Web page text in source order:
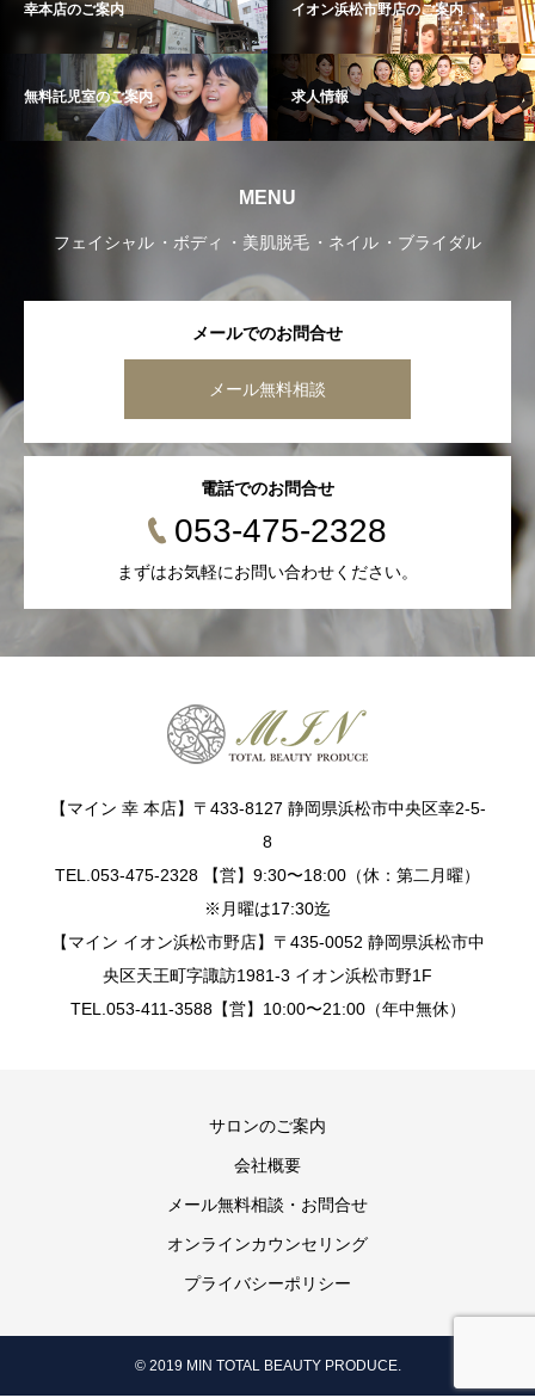
幸本店のご案内 イオン浜松市野店のご案内
無料託児室のご案内 求人情報
MENU
フェイシャル ボディ 美肌脱毛 ネイル ブライダル
メールでのお問合せ
メール無料相談
電話でのお問合せ
053-475-2328
まずはお気軽にお問い合わせください。
【マイン 幸 本店】〒433-8127 静岡県浜松市中央区幸2-5-
8
TEL.053-475-2328 【営】9:30〜18:00（休：第二月曜）
※月曜は17:30迄
【マイン イオン浜松市野店】〒435-0052 静岡県浜松市中
央区天王町字諏訪1981-3 イオン浜松市野1F
TEL.053-411-3588【営】10:00〜21:00（年中無休）
サロンのご案内
会社概要
メール無料相談・お問合せ
オンラインカウンセリング
プライバシーポリシー
© 2019 MIN TOTAL BEAUTY PRODUCE.